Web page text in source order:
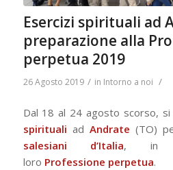
Esercizi spirituali ad
preparazione alla
perpetua 2019
26 Agosto 2019 / in Intorno a noi /
Dal 18 al 24 agosto scorso,
spirituali ad Andrate (TO)
salesiani d’Italia, in
loro Professione perpetua.